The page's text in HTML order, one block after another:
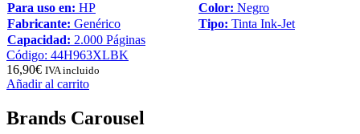
Para uso en: HP Color: Negro
Fabricante: Genérico Tipo: Tinta Ink-Jet
Capacidad: 2.000 Páginas
Código: 44H963XLBK
16,90€ IVA incluido
Añadir al carrito
Brands Carousel